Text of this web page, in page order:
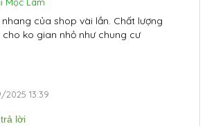
của shop vài lần. Chất lượng
cho ko gian nhỏ như chung cư
13:39
lời